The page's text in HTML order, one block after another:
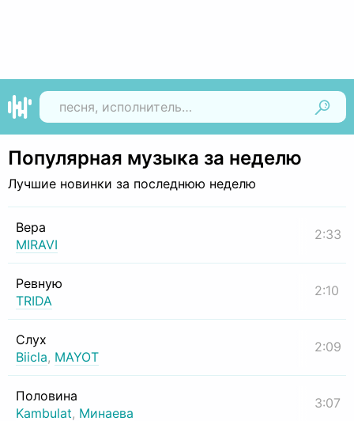
Популярная музыка за неделю
Лучшие новинки за последнюю неделю
Вера
MIRAVI
2:33
Ревную
TRIDA
2:10
Слух
Biicla, MAYOT
2:09
Половина
Kambulat, Минаева
3:07